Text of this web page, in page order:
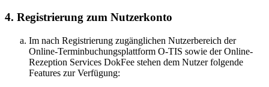
4. Registrierung zum Nutzerkonto
Im nach Registrierung zugänglichen Nutzerbereich der
Online-Terminbuchungsplattform O-TIS sowie der Online-
Rezeption Services DokFee stehen dem Nutzer folgende
Features zur Verfügung: